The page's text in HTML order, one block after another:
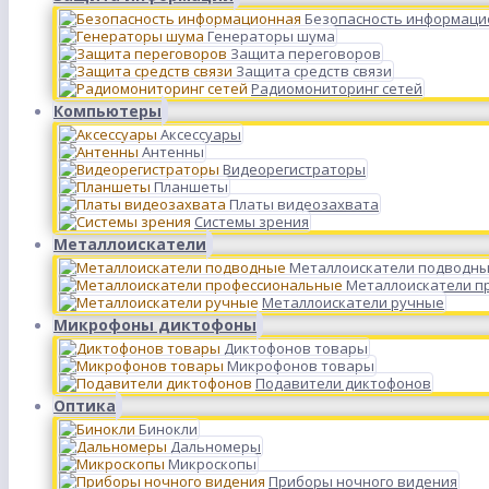
Безопасность
Генераторы шума
Защита переговоров
Защита средств связи
Радиомониторинг сетей
Компьютеры
Аксессуары
Антенны
Видеорегистраторы
Планшеты
Платы видеозахвата
Системы зрения
Металлоискатели
Металлоискатели
Металлоискатели
Металлоискатели ручные
Микрофоны диктофоны
Диктофонов товары
Микрофонов товары
Подавители диктофонов
Оптика
Бинокли
Дальномеры
Микроскопы
Приборы ночного видения